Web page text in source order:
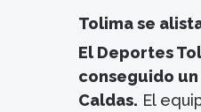
Tolima se
El Deportes
conseguido
Caldas. El